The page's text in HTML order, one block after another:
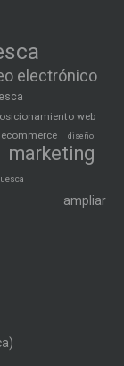
electrónico
web
ecommerce diseño
marketing
ampliar